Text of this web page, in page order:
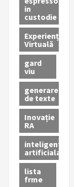
in
custodie
Experiență
Virtuală
gard
viu
generare
de texte
Inovație
RA
inteligenta
artificiala
lista
frme